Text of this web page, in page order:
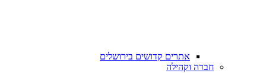
אתרים קדושים בירושלים
חברה וקהילה